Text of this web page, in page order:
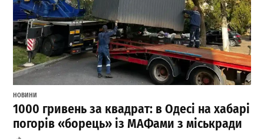
НОВИНИ
1000 гривень за квадрат: в Одесі на хабарі
погорів «борець» із МАФами з міськради